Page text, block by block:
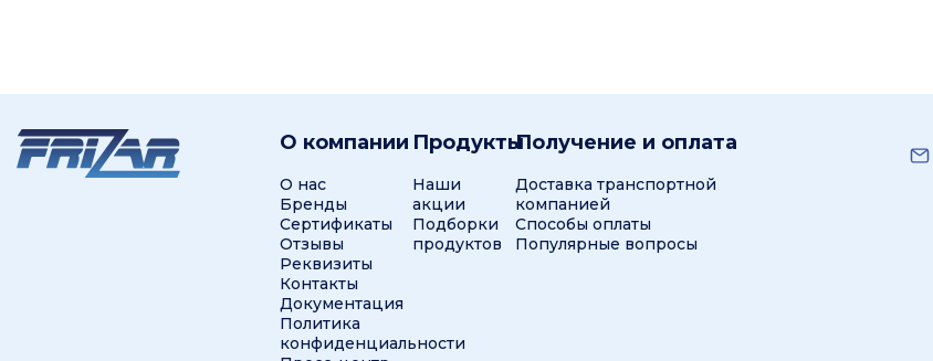
О компании
О нас
Бренды
Сертификаты
Отзывы
Реквизиты
Контакты
Документация
Политика
конфиденциальности
Продукты
Наши
акции
Подборки
продуктов
Получение и оплата
Доставка транспортной
компанией
Способы оплаты
Популярные вопросы